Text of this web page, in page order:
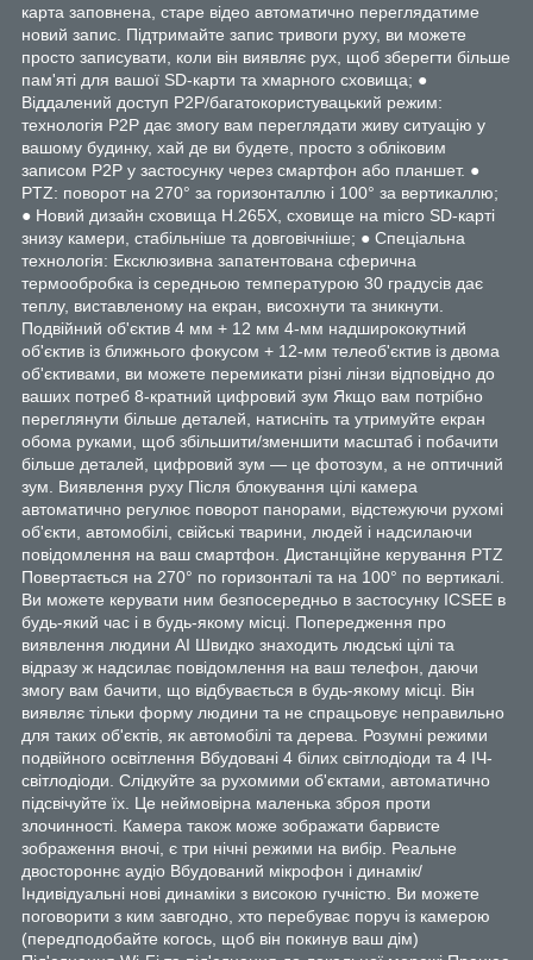
карта заповнена, старе відео автоматично переглядатиме
новий запис. Підтримайте запис тривоги руху, ви можете
просто записувати, коли він виявляє рух, щоб зберегти більше
пам'яті для вашої SD-карти та хмарного сховища; ●
Віддалений доступ P2P/багатокористувацький режим:
технологія P2P дає змогу вам переглядати живу ситуацію у
вашому будинку, хай де ви будете, просто з обліковим
записом P2P у застосунку через смартфон або планшет. ●
PTZ: поворот на 270° за горизонталлю і 100° за вертикаллю;
● Новий дизайн сховища H.265X, сховище на micro SD-карті
знизу камери, стабільніше та довговічніше; ● Спеціальна
технологія: Ексклюзивна запатентована сферична
термообробка із середньою температурою 30 градусів дає
теплу, виставленому на екран, висохнути та зникнути.
Подвійний об'єктив 4 мм + 12 мм 4-мм надширококутний
об'єктив із ближнього фокусом + 12-мм телеоб'єктив із двома
об'єктивами, ви можете перемикати різні лінзи відповідно до
ваших потреб 8-кратний цифровий зум Якщо вам потрібно
переглянути більше деталей, натисніть та утримуйте екран
обома руками, щоб збільшити/зменшити масштаб і побачити
більше деталей, цифровий зум — це фотозум, а не оптичний
зум. Виявлення руху Після блокування цілі камера
автоматично регулює поворот панорами, відстежуючи рухомі
об'єкти, автомобілі, свійські тварини, людей і надсилаючи
повідомлення на ваш смартфон. Дистанційне керування PTZ
Повертається на 270° по горизонталі та на 100° по вертикалі.
Ви можете керувати ним безпосередньо в застосунку ICSEE в
будь-який час і в будь-якому місці. Попередження про
виявлення людини AI Швидко знаходить людські цілі та
відразу ж надсилає повідомлення на ваш телефон, даючи
змогу вам бачити, що відбувається в будь-якому місці. Він
виявляє тільки форму людини та не спрацьовує неправильно
для таких об'єктів, як автомобілі та дерева. Розумні режими
подвійного освітлення Вбудовані 4 білих світлодіоди та 4 ІЧ-
світлодіоди. Слідкуйте за рухомими об'єктами, автоматично
підсвічуйте їх. Це неймовірна маленька зброя проти
злочинності. Камера також може зображати барвисте
зображення вночі, є три нічні режими на вибір. Реальне
двостороннє аудіо Вбудований мікрофон і динамік/
Індивідуальні нові динаміки з високою гучністю. Ви можете
поговорити з ким завгодно, хто перебуває поруч із камерою
(передподобайте когось, щоб він покинув ваш дім)